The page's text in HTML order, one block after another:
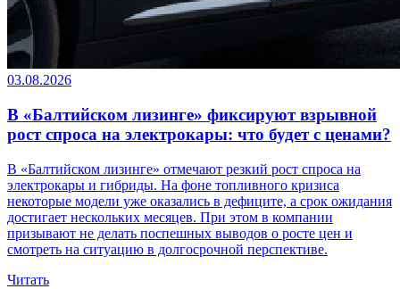
03.08.2026
В «Балтийском лизинге» фиксируют взрывной
рост спроса на электрокары: что будет с ценами?
В «Балтийском лизинге» отмечают резкий рост спроса на
электрокары и гибриды. На фоне топливного кризиса
некоторые модели уже оказались в дефиците, а срок ожидания
достигает нескольких месяцев. При этом в компании
призывают не делать поспешных выводов о росте цен и
смотреть на ситуацию в долгосрочной перспективе.
Читать